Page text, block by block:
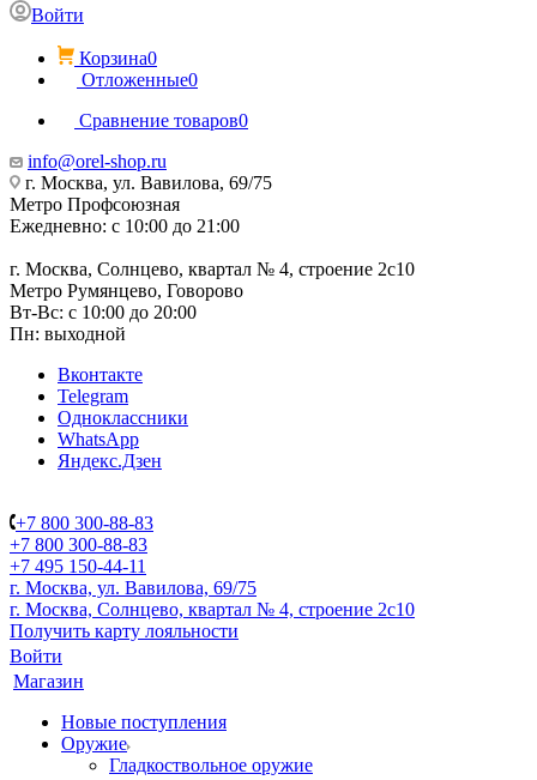
Войти
Корзина0
Отложенные0
Сравнение товаров0
info@orel-shop.ru
г. Москва, ул. Вавилова, 69/75
Метро Профсоюзная
Ежедневно: с 10:00 до 21:00
г. Москва, Солнцево, квартал № 4, строение 2с10
Метро Румянцево, Говорово
Вт-Вс: с 10:00 до 20:00
Пн: выходной
Вконтакте
Telegram
Одноклассники
WhatsApp
Яндекс.Дзен
+7 800 300-88-83
+7 800 300-88-83
+7 495 150-44-11
г. Москва, ул. Вавилова, 69/75
г. Москва, Солнцево, квартал № 4, строение 2с10
Получить карту лояльности
Войти
Магазин
Новые поступления
Оружие
Гладкоствольное оружие